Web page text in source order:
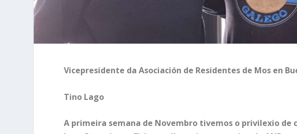
Vicepresidente da Asociación de Residentes de Mos en
Tino Lago
A primeira semana de Novembro tivemos o privilexio de